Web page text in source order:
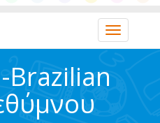
Brazilian